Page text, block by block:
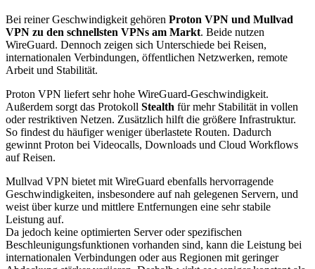
Bei reiner Geschwindigkeit gehören Proton VPN und Mullvad
VPN zu den schnellsten VPNs am Markt. Beide nutzen
WireGuard. Dennoch zeigen sich Unterschiede bei Reisen,
internationalen Verbindungen, öffentlichen Netzwerken, remote
Arbeit und Stabilität.
Proton VPN liefert sehr hohe WireGuard-Geschwindigkeit.
Außerdem sorgt das Protokoll Stealth für mehr Stabilität in vollen
oder restriktiven Netzen. Zusätzlich hilft die größere Infrastruktur.
So findest du häufiger weniger überlastete Routen. Dadurch
gewinnt Proton bei Videocalls, Downloads und Cloud Workflows
auf Reisen.
Mullvad VPN bietet mit WireGuard ebenfalls hervorragende
Geschwindigkeiten, insbesondere auf nah gelegenen Servern, und
weist über kurze und mittlere Entfernungen eine sehr stabile
Leistung auf.
Da jedoch keine optimierten Server oder spezifischen
Beschleunigungsfunktionen vorhanden sind, kann die Leistung bei
internationalen Verbindungen oder aus Regionen mit geringer